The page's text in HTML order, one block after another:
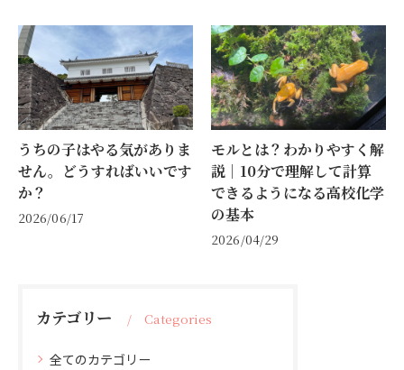
うちの子はやる気がありま
せん。どうすればいいです
か？
2026/06/17
モルとは？わかりやすく解
説｜10分で理解して計算
できるようになる高校化学
の基本
2026/04/29
カテゴリー Categories
全てのカテゴリー